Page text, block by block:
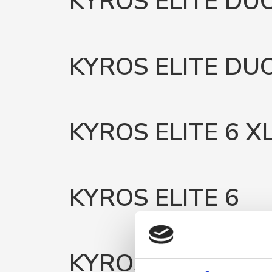
KYROS ELITE
KYROS ELITE 6
KYROS ELITE 6
KYROS ELITE 5